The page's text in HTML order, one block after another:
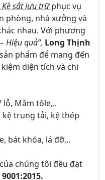
Kệ sắt lưu trữphục vụ
phòng, nhà xưởng và
nhau. Với phương
Hiệu quả”, Long Thịnh
phẩm để mang đến
diện tích và chi
lỗ, Mâm tôle,..
kệ trung tải, kệ thép
bát khóa, lá đỡ,..
chúng tôi đều đạt
9001:2015.